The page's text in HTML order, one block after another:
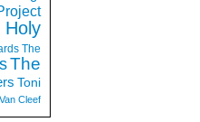
Holy
The
The
Toni
Van Cleef